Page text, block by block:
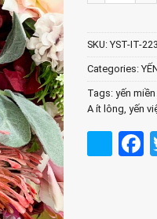
SKU: YST-IT-
Categories:
Tags: yến
A ít lông, yến